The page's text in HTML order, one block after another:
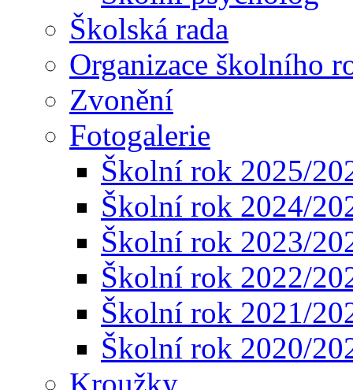
Školská rada
Organizace školního
Zvonění
Fotogalerie
Školní rok 2025/
Školní rok 2024/
Školní rok 2023/
Školní rok 2022/
Školní rok 2021/
Školní rok 2020/
Kroužky